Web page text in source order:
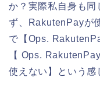
か？実際私自身も同
ず、RakutenPayが
で【Ops.
【 Ops.
使えない】という感